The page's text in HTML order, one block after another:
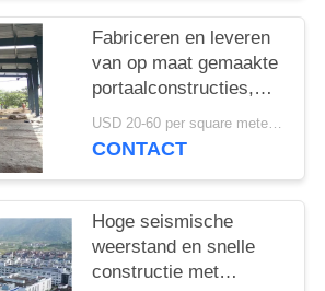
Fabriceren en leveren
van op maat gemaakte
portaalconstructies,
staalconstructie
magazijn in Benin
USD 20-60 per square meter MOQ:1000 Vierkante Meter
CONTACT
Hoge seismische
weerstand en snelle
constructie met